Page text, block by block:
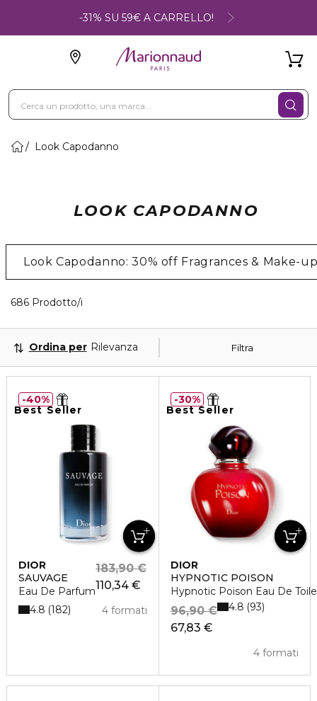
-31% SU 59€ A CARRELLO!
Look Capodanno
LOOK CAPODANNO
Look Capodanno: 30% off Fragrances & Make-
686 Prodotto/i
Filtra
Ordina per Rilevanza
Best Seller
DIOR
SAUVAGE
Eau De Parfum110,34 €
183,90 €
4 formati
4.8 182
40%
Best Seller
DIOR
HYPNOTIC POISON
Hypnotic Poison Eau De
67,83 €
96,90 €
4 formati
4.8 93
30%